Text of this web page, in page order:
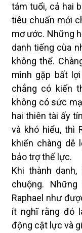
tám tuổi, cả hai
tiêu chuẩn mới
mơ ước. Những
danh tiếng cùa
không thế.
mình gặp bất
chẳng có kiến
không có sức
hai thiên tài ấy
và khó hiểu, thì
khiến chàng dễ
bảo trợ thế lực.
Khi thành
chuộng.
Raphael như
ít nghĩ rằng đó
động cật lực và